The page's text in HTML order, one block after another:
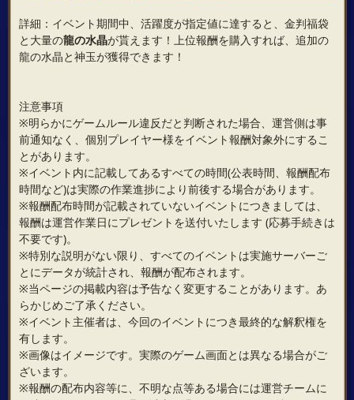
詳細：イベント期間中、活躍度が指定値に達すると、金判福袋
と大量の龍の水晶が貰えます！上位報酬を購入すれば、追加の
龍の水晶と神玉が獲得できます！
注意事項
※明らかにゲームルール違反だと判断された場合、運営側は事
前通知なく、個別プレイヤー様をイベント報酬対象外にするこ
とがあります。
※イベント内に記載してあるすべての時間(公表時間、報酬配布
時間など)は実際の作業進捗により前後する場合があります。
※報酬配布時間が記載されていないイベントにつきましては、
報酬は運営作業日にプレゼントを送付いたします (応募手続きは
不要です)。
※特別な説明がない限り、すべてのイベントは実施サーバーご
とにデータが統計され、報酬が配布されます。
※当ページの掲載内容は予告なく変更することがあります。あ
らかじめご了承ください。
※イベント主催者は、今回のイベントにつき最終的な解釈権を
有します。
※画像はイメージです。実際のゲーム画面とは異なる場合がご
ざいます。
※報酬の配布内容等に、不明な点等ある場合には運営チームに